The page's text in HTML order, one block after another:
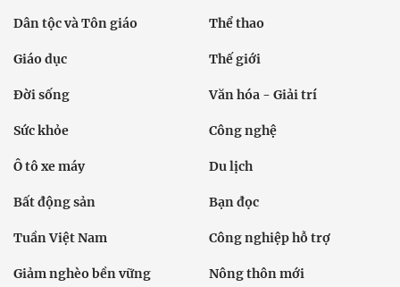
Dân tộc và Tôn giáo Thể thao
Giáo dục Thế giới
Đời sống Văn hóa - Giải trí
Sức khỏe Công nghệ
Ô tô xe máy Du lịch
Bất động sản Bạn đọc
Tuần Việt Nam Công nghiệp hỗ trợ
Giảm nghèo bền vững Nông thôn mới